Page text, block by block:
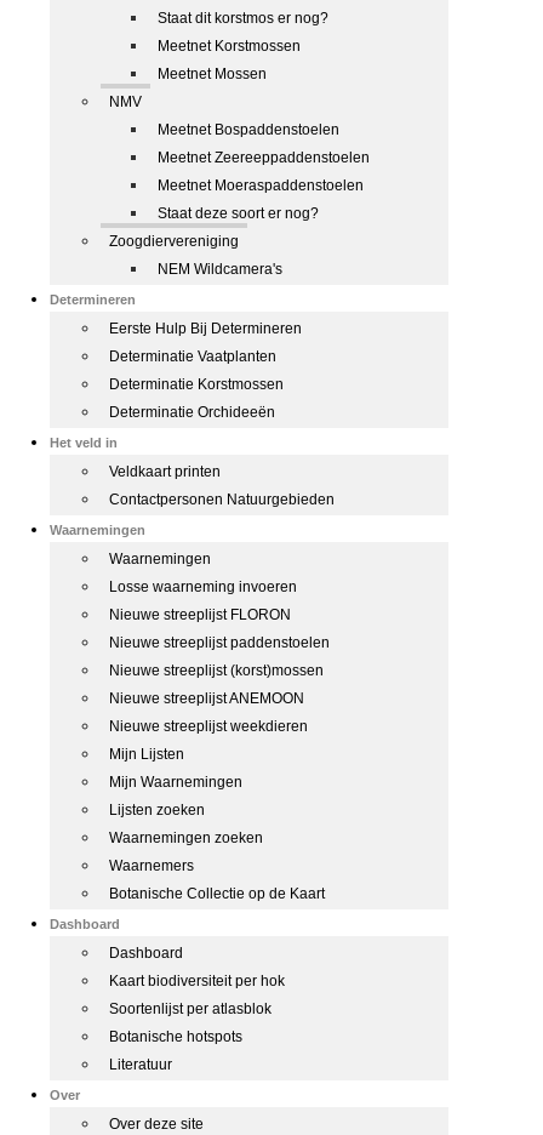
Staat dit korstmos er nog?
Meetnet Korstmossen
Meetnet Mossen
NMV
Meetnet Bospaddenstoelen
Meetnet Zeereeppaddenstoelen
Meetnet Moeraspaddenstoelen
Staat deze soort er nog?
Zoogdiervereniging
NEM Wildcamera's
Determineren
Eerste Hulp Bij Determineren
Determinatie Vaatplanten
Determinatie Korstmossen
Determinatie Orchideeën
Het veld in
Veldkaart printen
Contactpersonen Natuurgebieden
Waarnemingen
Waarnemingen
Losse waarneming invoeren
Nieuwe streeplijst FLORON
Nieuwe streeplijst paddenstoelen
Nieuwe streeplijst (korst)mossen
Nieuwe streeplijst ANEMOON
Nieuwe streeplijst weekdieren
Mijn Lijsten
Mijn Waarnemingen
Lijsten zoeken
Waarnemingen zoeken
Waarnemers
Botanische Collectie op de Kaart
Dashboard
Dashboard
Kaart biodiversiteit per hok
Soortenlijst per atlasblok
Botanische hotspots
Literatuur
Over
Over deze site